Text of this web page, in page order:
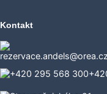
Kontakt